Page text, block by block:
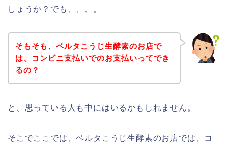
しょうか？でも、、、。
そもそも、ベルタこうじ生酵素のお店で
は、コンビニ支払いでのお支払いってでき
るの？
と、思っている人も中にはいるかもしれません。
そこでここでは、ベルタこうじ生酵素のお店では、コ